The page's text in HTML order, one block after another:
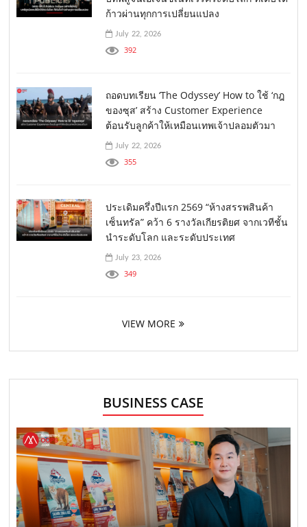
ก้าวผ่านทุกการเปลี่ยนแปลง
July 22, 2026
392
ถอดบทเรียน ‘The Odyssey’ How to ใช้ ‘กฎ
ของซุส’ สร้าง Customer Experience
ต้อนรับลูกค้าให้เหมือนเทพเจ้าปลอมตัวมา
July 22, 2026
355
ประเดิมครึ่งปีแรก 2569 “ห้างสรรพสินค้า
เซ็นทรัล” คว้า 6 รางวัลเกียรติยศ จากเวทีชั้น
นำระดับโลก และระดับประเทศ
July 23, 2026
349
VIEW MORE
BUSINESS CASE